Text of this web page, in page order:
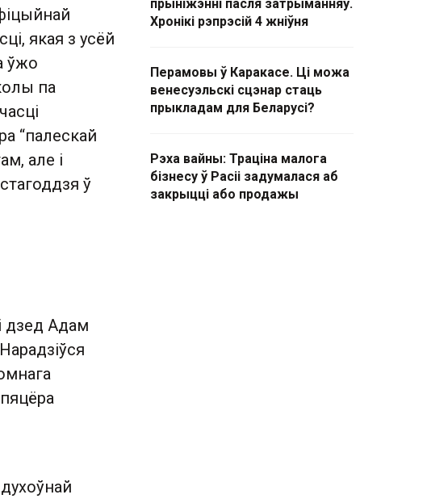
якая з усёй
ўжо
па
“палескай
але і
ў
дзед Адам
прыніжэнні пасля затрыманняў.
Хронікі рэпрэсій 4 жніўня
Перамовы ў Каракасе. Ці можа
венесуэльскі сцэнар стаць
прыкладам для Беларусі?
Рэха вайны: Траціна малога
бізнесу ў Расіі задумалася аб
закрыцці або продажы